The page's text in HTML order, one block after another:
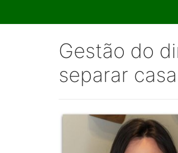
Gestão do
separar